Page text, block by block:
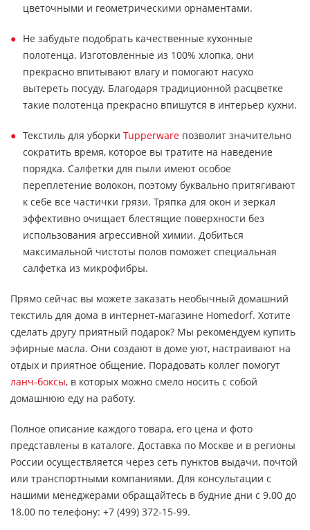
цветочными и геометрическими орнаментами.
Не забудьте подобрать качественные кухонные
полотенца. Изготовленные из 100% хлопка, они
прекрасно впитывают влагу и помогают насухо
вытереть посуду. Благодаря традиционной расцветке
такие полотенца прекрасно впишутся в интерьер кухни.
Текстиль для уборки Tupperware позволит значительно
сократить время, которое вы тратите на наведение
порядка. Салфетки для пыли имеют особое
переплетение волокон, поэтому буквально притягивают
к себе все частички грязи. Тряпка для окон и зеркал
эффективно очищает блестящие поверхности без
использования агрессивной химии. Добиться
максимальной чистоты полов поможет специальная
салфетка из микрофибры.
Прямо сейчас вы можете заказать необычный домашний
текстиль для дома в интернет-магазине Homedorf. Хотите
сделать другу приятный подарок? Мы рекомендуем купить
эфирные масла. Они создают в доме уют, настраивают на
отдых и приятное общение. Порадовать коллег помогут
ланч-боксы, в которых можно смело носить с собой
домашнюю еду на работу.
Полное описание каждого товара, его цена и фото
представлены в каталоге. Доставка по Москве и в регионы
России осуществляется через сеть пунктов выдачи, почтой
или транспортными компаниями. Для консультации с
нашими менеджерами обращайтесь в будние дни с 9.00 до
18.00 по телефону: +7 (499) 372-15-99.